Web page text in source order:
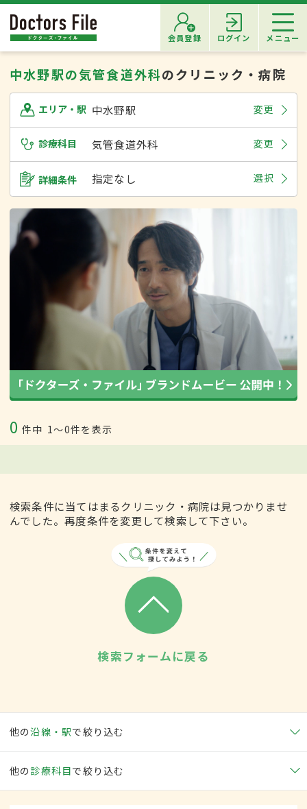
会員登録 ログイン メニュー
中水野駅の気管食道外科のクリニック・病院
エリア・駅 中水野駅 変更
診療科目 気管食道外科 変更
詳細条件 指定なし 選択
0 件中 1〜0件を表示
検索条件に当てはまるクリニック・病院は見つかりませ
んでした。再度条件を変更して検索して下さい。
検索フォームに戻る
他の沿線・駅で絞り込む
他の 診療科目で絞り込む